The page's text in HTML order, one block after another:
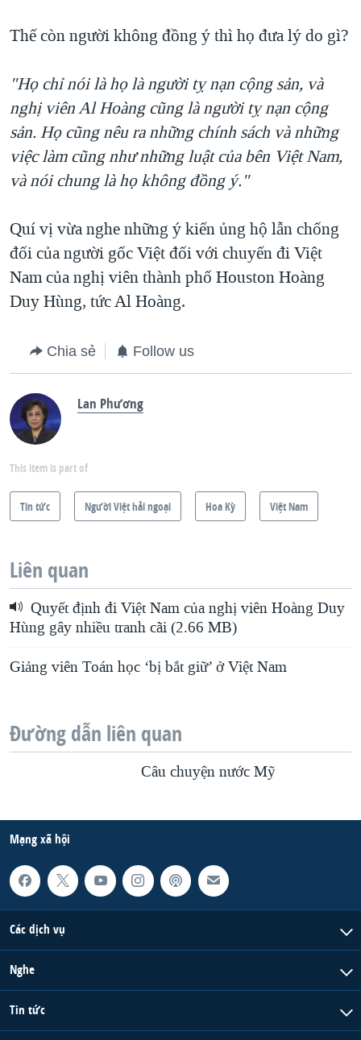
Thế còn người không đồng ý thì họ đưa lý do gì?
"Họ chỉ nói là họ là người tỵ nạn cộng sản, và
nghị viên Al Hoàng cũng là người tỵ nạn cộng
sản. Họ cũng nêu ra những chính sách và những
việc làm cũng như những luật của bên Việt Nam,
và nói chung là họ không đồng ý."
Quí vị vừa nghe những ý kiến ủng hộ lẫn chống
đối của người gốc Việt đối với chuyến đi Việt
Nam của nghị viên thành phố Houston Hoàng
Duy Hùng, tức Al Hoàng.
Chia sẻ Follow us
Lan Phương
This item is part of
Tin tức Người Việt hải ngoại Hoa Kỳ Việt Nam
Liên quan
Quyết định đi Việt Nam của nghị viên Hoàng Duy
Hùng gây nhiều tranh cãi (2.66 MB)
Giảng viên Toán học ‘bị bắt giữ’ ở Việt Nam
Đường dẫn liên quan
Câu chuyện nước Mỹ
Mạng xã hội
Các dịch vụ
Nghe
Tin tức